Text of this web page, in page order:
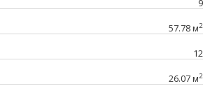
9
57.78 м2
12
26.07 м2